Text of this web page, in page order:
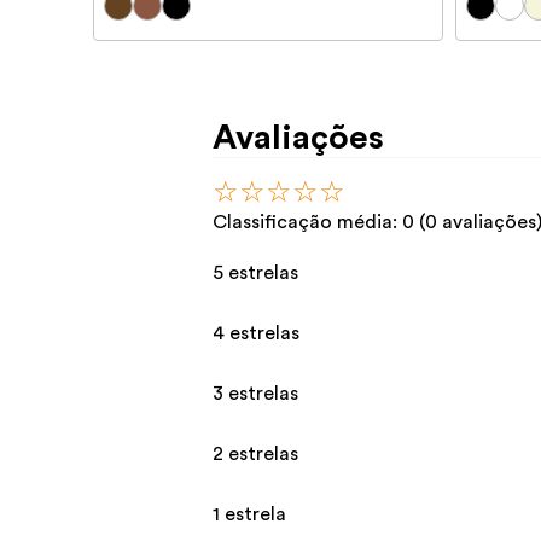
Avaliações
☆☆☆☆☆
Classificação média: 0 (0 avaliações)
5 estrelas
4 estrelas
3 estrelas
2 estrelas
1 estrela